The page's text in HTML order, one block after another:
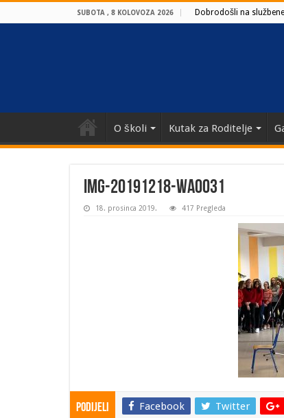
SUBOTA , 8 KOLOVOZA 2026 Dobrodošli na
O školi Kutak za Roditelje
IMG-20191218-WA0031
18. prosinca 2019. 417 Pregleda
Podijeli Facebook Twitter